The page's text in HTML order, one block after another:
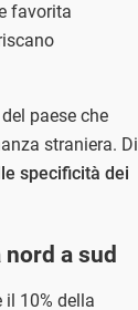
favorita
paese che
straniera. Di
specificità dei
a sud
10% della